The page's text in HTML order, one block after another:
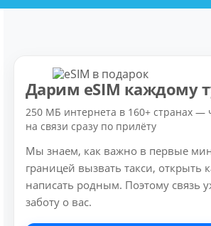
Дарим eSIM каждому
250 МБ интернета в 160+ странах
на связи сразу по прилёту
Мы знаем, как важно в первые
границей вызвать такси, открыть
написать родным. Поэтому связь
заботу о вас.